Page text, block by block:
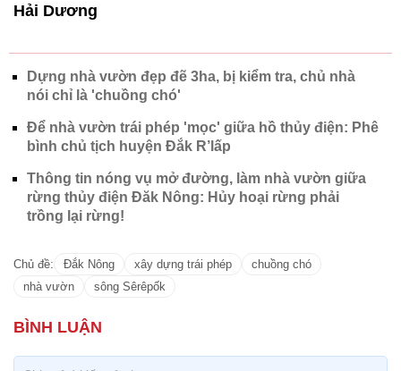
Hải Dương
Dựng nhà vườn đẹp đẽ 3ha, bị kiểm tra, chủ nhà
nói chỉ là 'chuồng chó'
Để nhà vườn trái phép 'mọc' giữa hồ thủy điện: Phê
bình chủ tịch huyện Đắk R’lấp
Thông tin nóng vụ mở đường, làm nhà vườn giữa
rừng thủy điện Đăk Nông: Hủy hoại rừng phải
trồng lại rừng!
Chủ đề: Đắk Nông xây dựng trái phép
chuồng chó
nhà vườn
sông Sêrêpốk